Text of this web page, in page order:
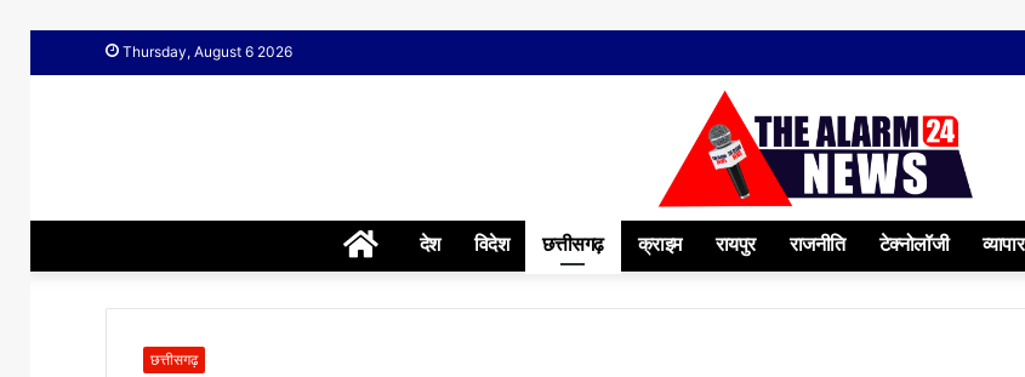
Thursday, August 6 2026
Homeदेश विदेश छत्तीसगढ़ क्राइम रायपुर राजनीति टेक्नोलॉजी व्यापार
छत्तीसगढ़